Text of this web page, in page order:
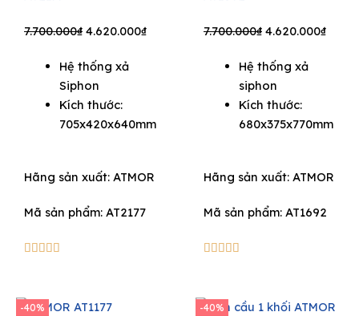
7.700.000₫ Original
was:
7.700.000₫.
4.620.000₫Current
Hệ thống xả
Siphon
Kích thước:
705x420x640mm
Hãng sản xuất: ATMOR
Mã sản phẩm: AT2177
    
7.700.000₫ Original
was:
7.700.000₫.
4.620.000₫
Hệ thống xả
siphon
Kích thước:
680x375x770mm
Hãng sản xuất: ATMOR
Mã sản phẩm: AT1692
    
-40% -40%